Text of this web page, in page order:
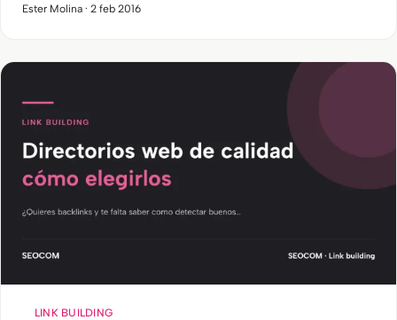
Android) y 1,21 millones de apps en la App Store de Apple. El
Ester Molina · 2 feb 2016
LINK BUILDING